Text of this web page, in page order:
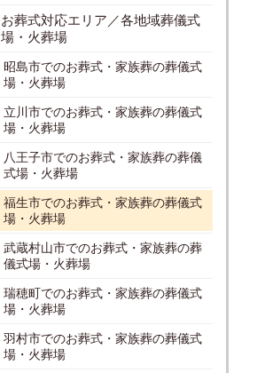
お葬式対応エリア／各地域葬儀式
場・火葬場
昭島市でのお葬式・家族葬の葬儀式
場・火葬場
立川市でのお葬式・家族葬の葬儀式
場・火葬場
八王子市でのお葬式・家族葬の葬儀
式場・火葬場
福生市でのお葬式・家族葬の葬儀式
場・火葬場
武蔵村山市でのお葬式・家族葬の葬
儀式場・火葬場
瑞穂町でのお葬式・家族葬の葬儀式
場・火葬場
羽村市でのお葬式・家族葬の葬儀式
場・火葬場